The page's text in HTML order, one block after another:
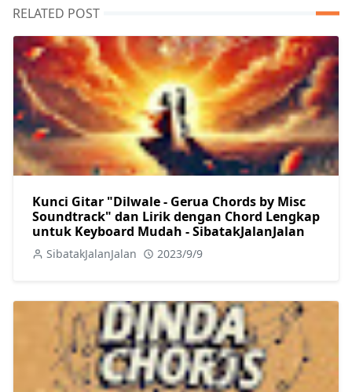
RELATED POST
Kunci Gitar "Dilwale - Gerua Chords by Misc
Soundtrack" dan Lirik dengan Chord Lengkap
untuk Keyboard Mudah - SibatakJalanJalan
SibatakJalanJalan 2023/9/9